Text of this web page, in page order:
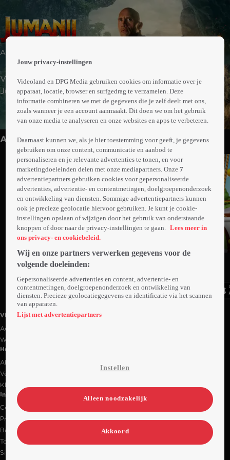
Actie | Avontuur | Fantasy
Vier tieners ontdekken een oude videogame genaamd
Jumanji. Ze worden meteen de junglewereld van het
spel ingetrokken en veranderen in de personages die ze
kozen. Al snel ontdekken ze dat je Jumanji niet zomaar
speelt: je moet het zien te overleven. Ze gaan het
gevaarlijkste avontuur van hun hele leven aan.
Meer
info
Anderen kijken ook
Ga
naar
Ga
Ga
Videoland useful links.
Videoland
Actiecode
Werken bij RTL
Handige links
Alle films & series
Veelgestelde vragen
Klantenservice
Informatie
Contact
Privacy-instellingen
Bedrijfsgegevens
Toegankelijkheidsverklaring
Sitemap
Jouw privacy-instellingen
Videoland en DPG Media gebruiken cookies om informatie over je
apparaat, locatie, browser en surfgedrag te verzamelen. Deze
informatie combineren we met de gegevens die je zelf deelt met ons,
zoals wanneer je een account aanmaakt. Dit doen we om het gebruik
van onze media te analyseren en onze websites en apps te verbeteren.
Daarnaast kunnen we, als je hier toestemming voor geeft, je gegevens
gebruiken om onze content, communicatie en aanbod te
personaliseren en je relevante advertenties te tonen, en voor
marketingdoeleinden delen met onze mediapartners. Onze7
advertentiepartners gebruiken cookies voor gepersonaliseerde
advertenties, advertentie- en contentmetingen, doelgroepenonderzoek
en ontwikkeling van diensten. Sommige advertentiepartners kunnen
ook je precieze geolocatie hiervoor gebruiken. Je kunt je cookie-
instellingen opslaan of wijzigen door het gebruik van onderstaande
knoppen of door naar de privacy-instellingen te gaan. Lees meer in
ons privacy- en cookiebeleid.
Wij en onze partners verwerken gegevens voor de
volgende doeleinden:
Gepersonaliseerde advertenties en content, advertentie- en
contentmetingen, doelgroepenonderzoek en ontwikkeling van
diensten. Precieze geolocatiegegevens en identificatie via het scannen
van apparaten.
Lijst met advertentiepartners
Instellen
Alleen noodzakelijk
Akkoord